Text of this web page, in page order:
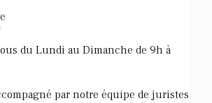
du Lundi au Dimanche de 9h à
par notre équipe de juristes